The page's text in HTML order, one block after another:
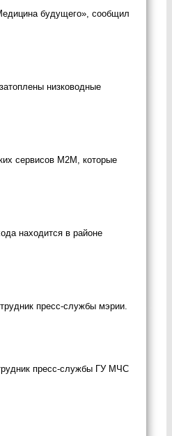
будущего», сообщил
низководные
сервисов М2М, которые
находится в районе
пресс-службы мэрии.
пресс-службы ГУ МЧС